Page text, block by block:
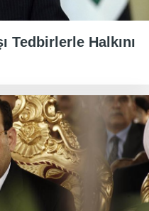
Tedbirlerle Halkını